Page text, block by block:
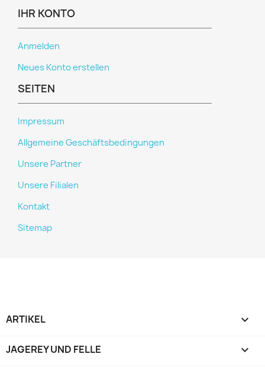
IHR KONTO
Anmelden
Neues Konto erstellen
SEITEN
Impressum
Allgemeine Geschäftsbedingungen
Unsere Partner
Unsere Filialen
Kontakt
Sitemap
ARTIKEL 
JAGEREY UND FELLE 